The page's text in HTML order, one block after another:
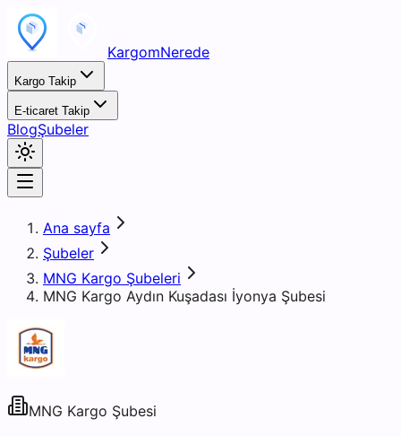
KargomNerede
Kargo Takip
E-ticaret Takip
BlogŞubeler
Ana sayfa
Şubeler
MNG Kargo Şubeleri
MNG Kargo Aydın Kuşadası İyonya Şubesi
MNG Kargo Şubesi